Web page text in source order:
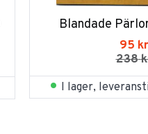
Blandade
95 kr
238
I lager,